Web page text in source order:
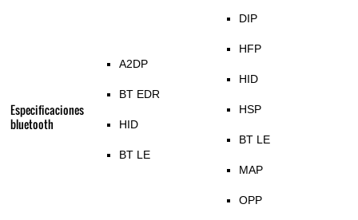
Especificaciones
bluetooth
A2DP
BT EDR
HID
BT LE
DIP
HFP
HID
HSP
BT LE
MAP
OPP